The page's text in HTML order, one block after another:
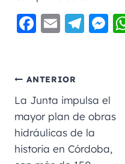
F
e
b
o
o
k
E
l
Te
m
M
n
g
ANTERIOR
La Junta impulsa el
mayor plan de obras
hidráulicas de la
historia en Córdoba,